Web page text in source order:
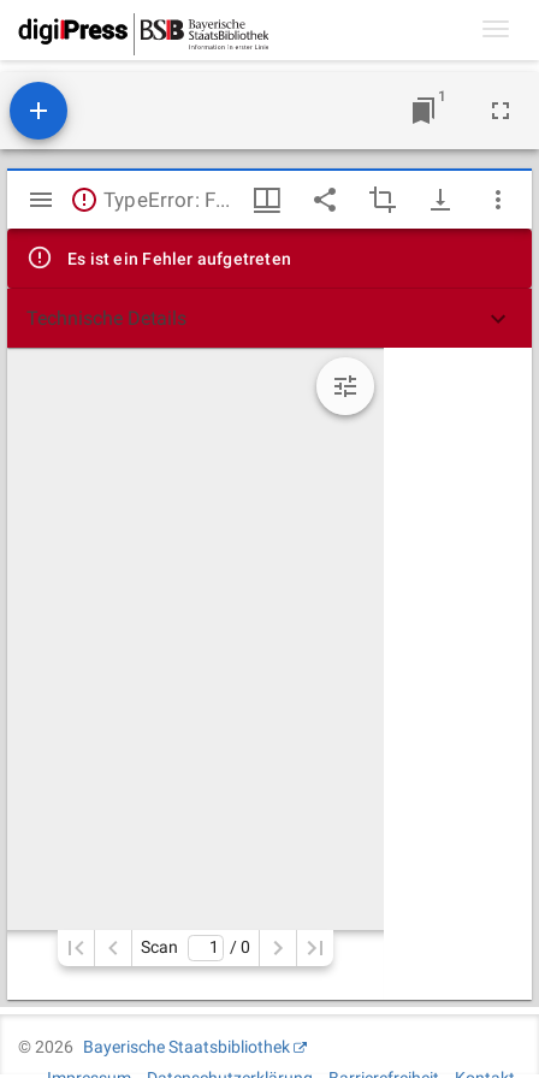
1
Mirador
Viewer
TypeError: Failed to fetch
Es ist ein Fehler aufgetreten
Technische Details
Scan / 0
©2026
Bayerische Staatsbibliothek